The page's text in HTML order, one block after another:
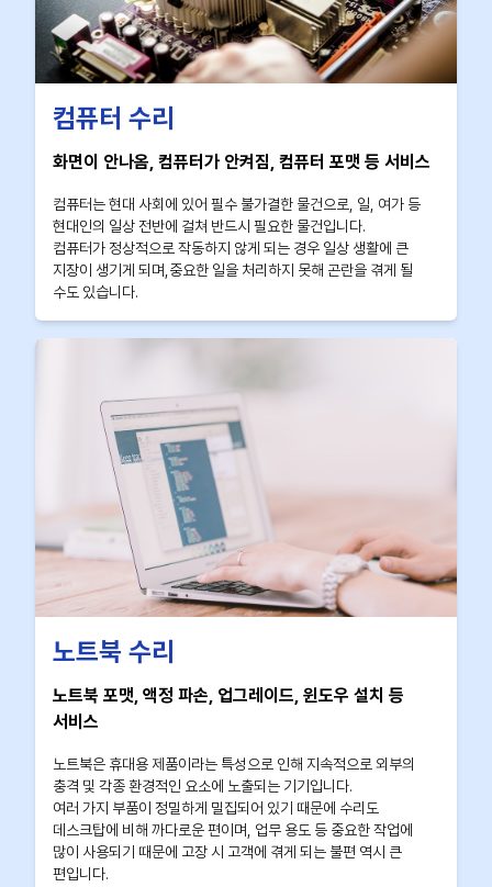
컴퓨터 수리
화면이 안나옴, 컴퓨터가 안켜짐, 컴퓨터 포맷 등 서비스
컴퓨터는 현대 사회에 있어 필수 불가결한 물건으로, 일, 여가 등
현대인의 일상 전반에 걸쳐 반드시 필요한 물건입니다.
컴퓨터가 정상적으로 작동하지 않게 되는 경우 일상 생활에 큰
지장이 생기게 되며,중요한 일을 처리하지 못해 곤란을 겪게 될
수도 있습니다.
노트북 수리
노트북 포맷, 액정 파손, 업그레이드, 윈도우 설치 등
서비스
노트북은 휴대용 제품이라는 특성으로 인해 지속적으로 외부의
충격 및 각종 환경적인 요소에 노출되는 기기입니다.
여러 가지 부품이 정밀하게 밀집되어 있기 때문에 수리도
데스크탑에 비해 까다로운 편이며, 업무 용도 등 중요한 작업에
많이 사용되기 때문에 고장 시 고객에 겪게 되는 불편 역시 큰
편입니다.